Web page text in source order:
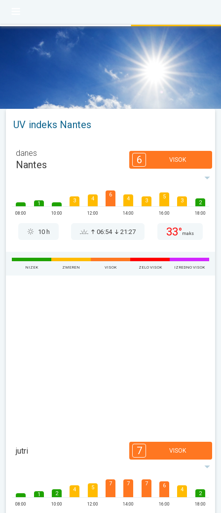
UV indeks Nantes
danes
Nantes 6 VISOK
08:00
1
10:00
3 4
12:00
6
4
14:00
3
5
16:00
3 2
18:00
10 h 06:54 21:27 33° maks
NIZEK ZMEREN VISOK ZELO VISOK IZREDNO VISOK
jutri 7 VISOK
08:00
1 2
10:00
4 5
12:00
7 7
14:00
7 6
16:00
4
2
18:00